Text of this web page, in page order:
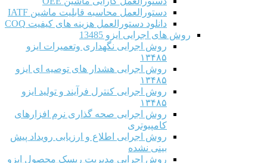
دستورالعمل محاسبه قابلیت ماشین IATF
دانلود دستورالعمل هزینه های کیفیت COQ
روش های اجرایی ایزو 13485
روش اجرایی نگهداری وتعمیرات ایزو
۱۳۴۸۵
روش اجرایی هشدار های توصیه ای ایزو
۱۳۴۸۵
روش اجرایی کنترل فرآیند و تولید ایزو
۱۳۴۸۵
روش اجرایی صحه گذاری نرم افزارهای
کامپیوتری
روش اجرایی اطلاع و ارزیابی رویداد پیش
بینی نشده
روش اجرایی مدیریت ریسک محصول ایزو